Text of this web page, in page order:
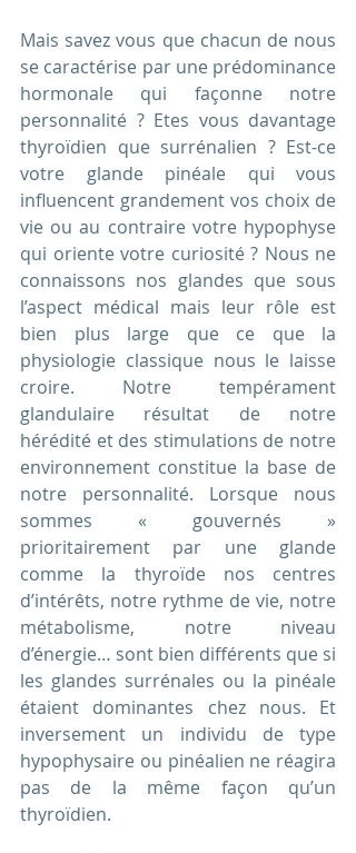
Mais savez vous que chacun de nous
se caractérise par une prédominance
hormonale qui façonne notre
personnalité ? Etes vous davantage
thyroïdien que surrénalien ? Est-ce
votre glande pinéale qui vous
influencent grandement vos choix de
vie ou au contraire votre hypophyse
qui oriente votre curiosité ? Nous ne
connaissons nos glandes que sous
l’aspect médical mais leur rôle est
bien plus large que ce que la
physiologie classique nous le laisse
croire. Notre tempérament
glandulaire résultat de notre
hérédité et des stimulations de notre
environnement constitue la base de
notre personnalité. Lorsque nous
sommes « gouvernés »
prioritairement par une glande
comme la thyroïde nos centres
d’intérêts, notre rythme de vie, notre
métabolisme, notre niveau
d’énergie… sont bien différents que si
les glandes surrénales ou la pinéale
étaient dominantes chez nous. Et
inversement un individu de type
hypophysaire ou pinéalien ne réagira
pas de la même façon qu’un
thyroïdien.